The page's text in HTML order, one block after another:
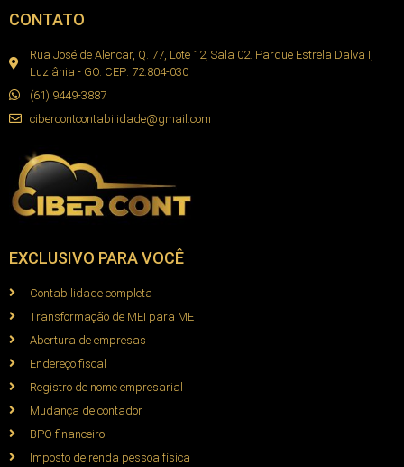
CONTATO
Rua José de Alencar, Q. 77, Lote 12, Sala 02. Parque Estrela Dalva I,
Luziânia - GO. CEP: 72.804-030
(61) 9449-3887
cibercontcontabilidade@gmail.com
EXCLUSIVO PARA VOCÊ
Contabilidade completa
Transformação de MEI para ME
Abertura de empresas
Endereço fiscal
Registro de nome empresarial
Mudança de contador
BPO financeiro
Imposto de renda pessoa física